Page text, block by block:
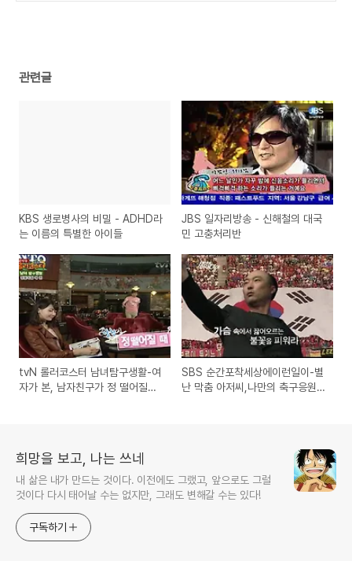
관련글
KBS 생로병사의 비밀 - ADHD라
는 이름의 특별한 아이들
JBS 일자리방송 - 신해철의 대국
민 고충처리반
tvN 롤러코스터 남녀탐구생활-여
자가 본, 남자친구가 정 떨어질때
SBS 순간포착세상에이런일이-별
난 막춤 아저씨,나만의 축구응원,
희망을 보고, 나는 쓰네
내 삶은 내가 만드는 것이다. 이전에도 그랬고, 앞으로도 그럴
것이다 다시 태어날 수는 없지만, 그래도 변해갈 수는 있다!
구독하기